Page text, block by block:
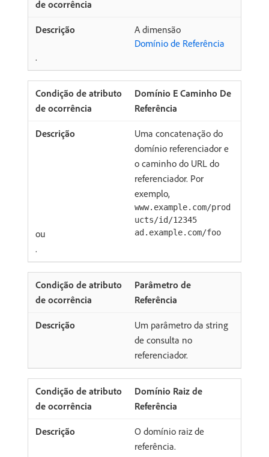
A dimensão
Domínio de Referência
.
Domínio E Caminho De
Referência
Uma concatenação do
domínio referenciador e
o caminho do URL do
referenciador. Por
exemplo,
www.example.com/prod
ucts/id/12345
ou ad.example.com/foo
.
Parâmetro de
Referência
Um parâmetro da string
de consulta no
referenciador.
Domínio Raiz de
Referência
O domínio raiz de
referência.